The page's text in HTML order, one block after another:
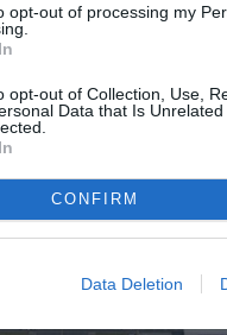
opt-out of processing my
opt-out of Collection, Use,
Data that Is
CONFIRM
Data Deletion